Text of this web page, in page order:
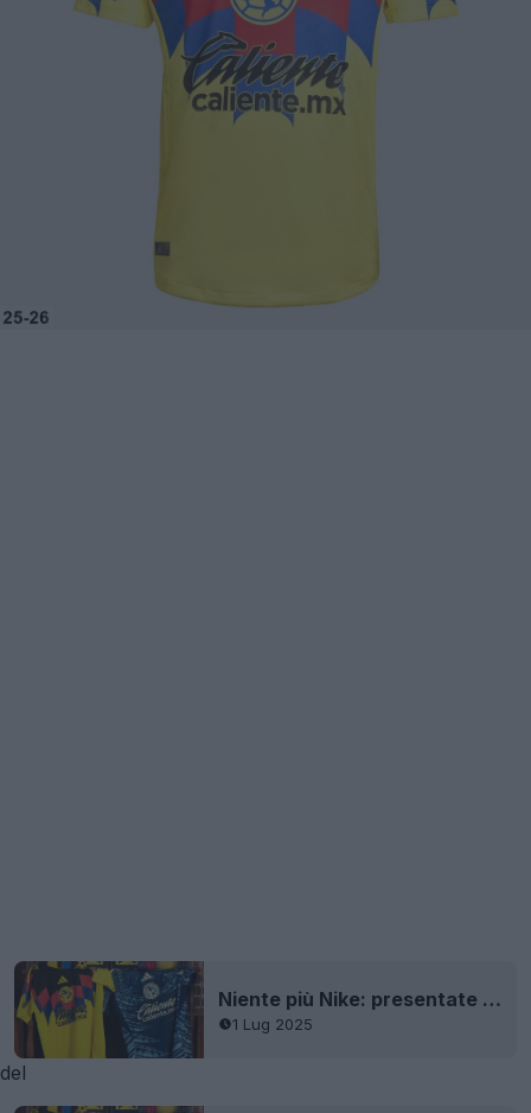
Niente più Nike: presentate le prime maglie del Club America 25-26 + filtrata la terza maglia
1 Lug 2025
del